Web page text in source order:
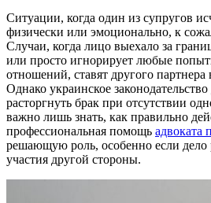
Ситуации, когда один из супругов
физически или эмоционально, к
Случаи, когда лицо выехало за
или просто игнорирует любые
отношений, ставят другого
Однако украинское
расторгнуть брак при отсутствии
важно лишь знать, как правильно
профессиональная помощь адвоката
решающую роль, особенно если дело
участия другой стороны.